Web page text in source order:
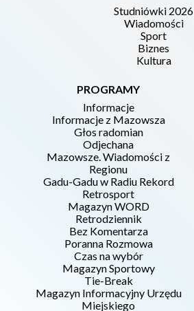
Studniówki 2026
Wiadomości
Sport
Biznes
Kultura
PROGRAMY
Informacje
Informacje z Mazowsza
Głos radomian
Odjechana
Mazowsze. Wiadomości z
Regionu
Gadu-Gadu w Radiu Rekord
Retrosport
Magazyn WORD
Retrodziennik
Bez Komentarza
Poranna Rozmowa
Czas na wybór
Magazyn Sportowy
Tie-Break
Magazyn Informacyjny Urzędu
Miejskiego